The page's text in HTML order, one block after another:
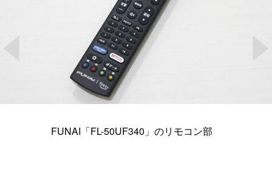
FUNAI「FL-50UF340」のリモコン部